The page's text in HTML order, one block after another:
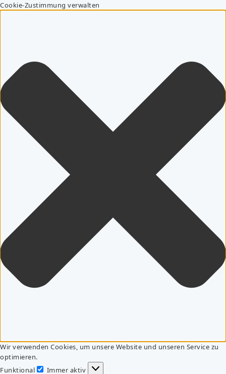
Cookie-Zustimmung verwalten
Wir verwenden Cookies, um unsere Website und unseren Service zu
optimieren.
Funktional
Immer aktiv